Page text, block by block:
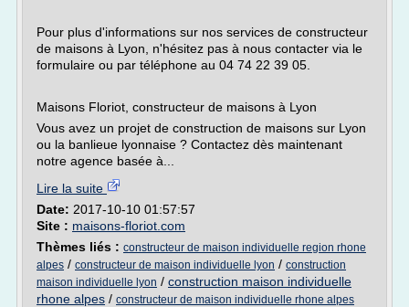
Pour plus d'informations sur nos services de constructeur
de maisons à Lyon, n'hésitez pas à nous contacter via le
formulaire ou par téléphone au 04 74 22 39 05.
Maisons Floriot, constructeur de maisons à Lyon
Vous avez un projet de construction de maisons sur Lyon
ou la banlieue lyonnaise ? Contactez dès maintenant
notre agence basée à...
Lire la suite
Date: 2017-10-10 01:57:57
Site : maisons-floriot.com
Thèmes liés : constructeur de maison individuelle region rhone
alpes / constructeur de maison individuelle lyon / construction
maison individuelle lyon / construction maison individuelle
rhone alpes / constructeur de maison individuelle rhone alpes